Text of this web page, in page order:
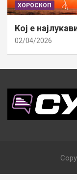
ХОРОСКОП
Кој е
02/04/2026